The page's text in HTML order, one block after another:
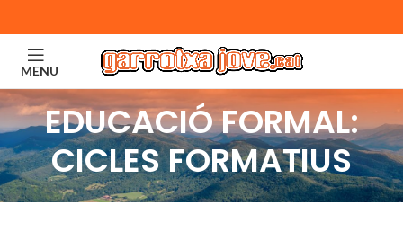
MENU
EDUCACIÓ FORMAL:
CICLES FORMATIUS